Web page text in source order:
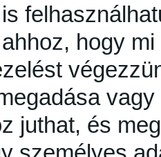
hogy
juthat, és